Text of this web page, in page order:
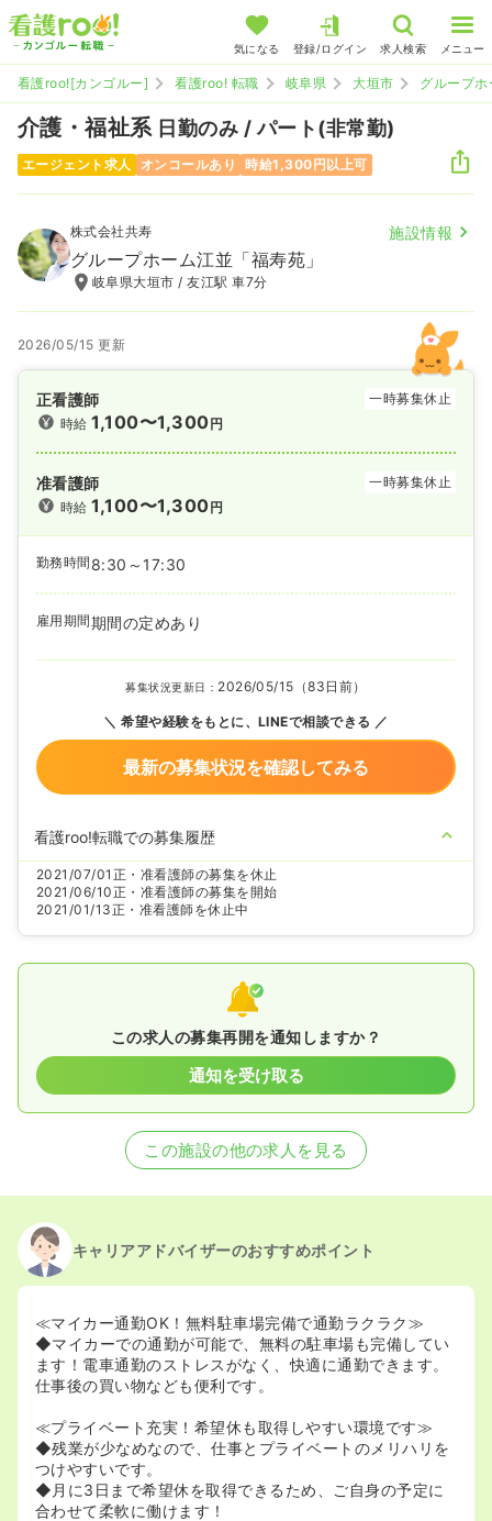
気になる 登録/ログイン 求人検索 メニュー
看護roo![カンゴルー] 看護roo! 転職 岐阜県 大垣市 グループ
介護・福祉系 日勤のみ / パート(非常勤)
エージェント求人 オンコールあり 時給1,300円以上可
株式会社共寿 施設情報
グループホーム江並「福寿苑」
岐阜県大垣市 / 友江駅 車7分
2026/05/15 更新
正看護師
一時募集休止
時給1,100〜1,300円
准看護師
一時募集休止
時給1,100〜1,300円
勤務時間 8:30～17:30
雇用期間期間の定めあり
募集状況更新日： 2026/05/15（83日前）
希望や経験をもとに、LINEで相談できる
最新の募集状況を確認してみる
看護roo!転職での募集履歴
2021/07/01 正・准看護師の募集を休止
2021/06/10正・准看護師の募集を開始
2021/01/13正・准看護師を休止中
この求人の募集再開を通知しますか？
通知を受け取る
この施設の他の求人を見る
キャリアアドバイザーのおすすめポイント
≪マイカー通勤OK！無料駐車場完備で通勤ラクラク≫
◆マイカーでの通勤が可能で、無料の駐車場も完備してい
ます！電車通勤のストレスがなく、快適に通勤できます。
仕事後の買い物なども便利です。
≪プライベート充実！希望休も取得しやすい環境です≫
◆残業が少なめなので、仕事とプライベートのメリハリを
つけやすいです。
◆月に3日まで希望休を取得できるため、ご自身の予定に
合わせて柔軟に働けます！